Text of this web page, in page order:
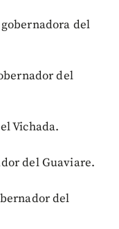
del
del
Vichada.
del Guaviare.
del